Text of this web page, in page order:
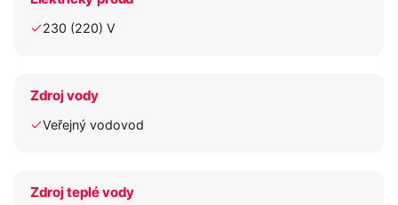
230 (220) V
Zdroj vody
Veřejný vodovod
Zdroj teplé vody